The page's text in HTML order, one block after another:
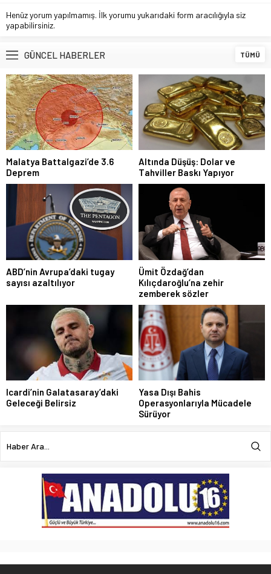
Henüz yorum yapılmamış. İlk yorumu yukarıdaki form aracılığıyla siz
yapabilirsiniz.
GÜNCEL HABERLER TÜMÜ
Malatya Battalgazi’de 3.6
Deprem
Altında Düşüş: Dolar ve
Tahviller Baskı Yapıyor
ABD’nin Avrupa’daki tugay
sayısı azaltılıyor
Ümit Özdağ’dan
Kılıçdaroğlu’na zehir
zemberek sözler
Icardi’nin Galatasaray’daki
Geleceği Belirsiz
Yasa Dışı Bahis
Operasyonlarıyla Mücadele
Sürüyor